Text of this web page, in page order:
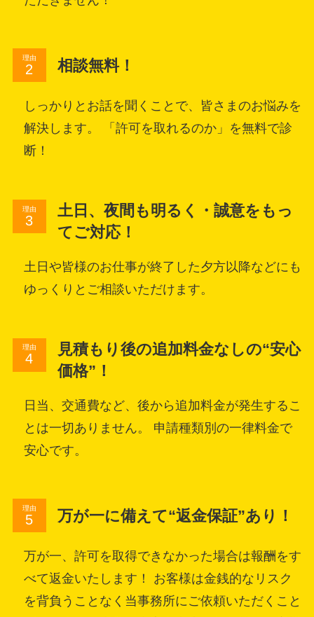
理由 相談無料！
しっかりとお話を聞くことで、皆さまのお悩みを
解決します。 「許可を取れるのか」を無料で診
断！
理由
土日、夜間も明るく・誠意をもっ
てご対応！
土日や皆様のお仕事が終了した夕方以降などにも
ゆっくりとご相談いただけます。
理由
見積もり後の追加料金なしの“安心
価格”！
日当、交通費など、後から追加料金が発生するこ
とは一切ありません。 申請種類別の一律料金で
安心です。
理由 万が一に備えて“返金保証”あり！
万が一、許可を取得できなかった場合は報酬をす
べて返金いたします！ お客様は金銭的なリスク
を背負うことなく当事務所にご依頼いただくこと